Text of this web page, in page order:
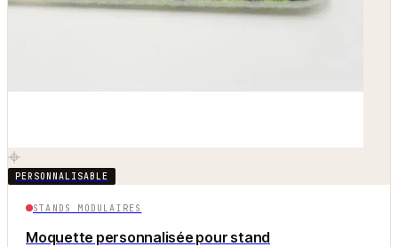
PERSONNALISABLE
STANDS MODULAIRES
Moquette personnalisée pour stand